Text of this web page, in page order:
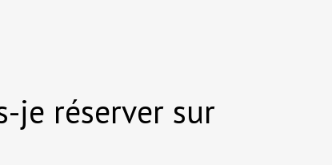
je réserver sur